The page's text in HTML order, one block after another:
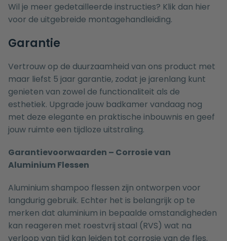
Wil je meer gedetailleerde instructies? Klik dan hier
voor de uitgebreide montagehandleiding.
Garantie
Vertrouw op de duurzaamheid van ons product met
maar liefst 5 jaar garantie, zodat je jarenlang kunt
genieten van zowel de functionaliteit als de
esthetiek. Upgrade jouw badkamer vandaag nog
met deze elegante en praktische inbouwnis en geef
jouw ruimte een tijdloze uitstraling.
Garantievoorwaarden – Corrosie van
Aluminium Flessen
Aluminium shampoo flessen zijn ontworpen voor
langdurig gebruik. Echter het is belangrijk op te
merken dat aluminium in bepaalde omstandigheden
kan reageren met roestvrij staal (RVS) wat na
verloop van tijd kan leiden tot corrosie van de fles.